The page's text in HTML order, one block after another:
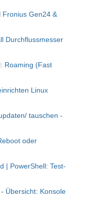
Fronius Gen24 &
Durchflussmesser
Roaming (Fast
Linux
tauschen -
oder
| PowerShell: Test-
Übersicht: Konsole